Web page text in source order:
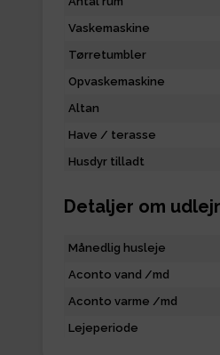
Vaskemaskine
Tørretumbler
Opvaskemaskine
Altan
Have / terasse
Husdyr tilladt
Detaljer om
Månedlig husleje
Aconto vand /md
Aconto varme /md
Lejeperiode